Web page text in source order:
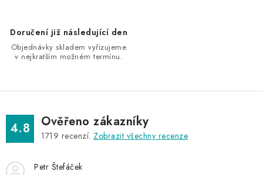
sDoručení již následující den
Objednávky skladem vyřizujeme
v nejkratším možném termínu.
4.8 Ověřeno zákazníky
1719 recenzí. Zobrazit všechny recenze
Petr Štefáček